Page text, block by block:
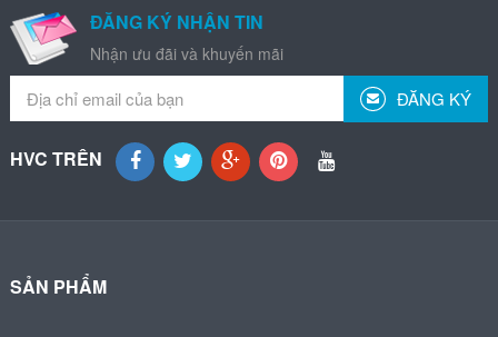
ĐĂNG KÝ NHẬN TIN
Nhận ưu đãi và khuyến mãi
ĐĂNG KÝ
HVC TRÊN
SẢN PHẨM